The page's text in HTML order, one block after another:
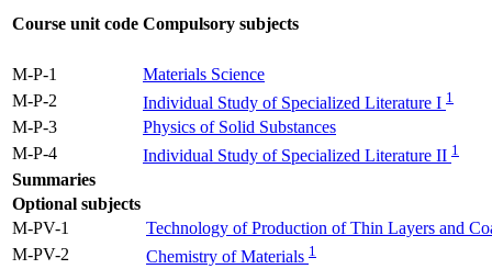
Course unit code Compulsory subjects
M-P-1
Materials Science
M-P-2
Individual Study of Specialized Literature I 1
M-P-3
Physics of Solid Substances
M-P-4
Individual Study of Specialized Literature II 1
Summaries
Optional subjects
M-PV-1
Technology of Production of Thin Layers and
M-PV-2
Chemistry of Materials 1